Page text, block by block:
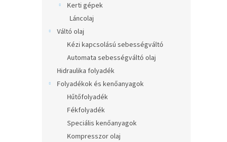
Kerti gépek
Láncolaj
Váltó olaj
Kézi kapcsolású sebességváltó
Automata sebességváltó olaj
Hidraulika folyadék
Folyadékok és kenőanyagok
Hűtőfolyadék
Fékfolyadék
Speciális kenőanyagok
Kompresszor olaj